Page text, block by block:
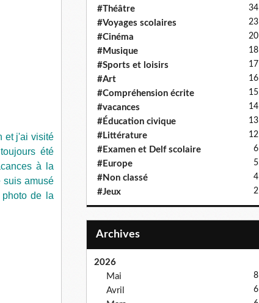
et j'ai visité
été
à la
suis amusé
de la
#Théâtre 34
#Voyages scolaires 23
#Cinéma 20
#Musique 18
#Sports et loisirs 17
#Art 16
#Compréhension écrite 15
#vacances 14
#Éducation civique 13
#Littérature 12
#Examen et Delf scolaire 6
#Europe 5
#Non classé 4
#Jeux 2
Archives
2026
Mai
8
Avril 6